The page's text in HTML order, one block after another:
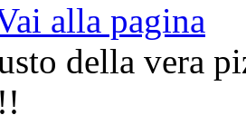
alla pagina
della vera